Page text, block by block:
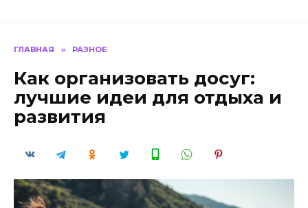
ГЛАВНАЯ » РАЗНОЕ
Как организовать досуг:
лучшие идеи для отдыха и
развития